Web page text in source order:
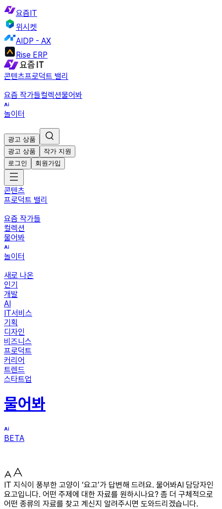
요즘IT
위시켓
AIDP - AX
Rise ERP
콘텐츠프로덕트 밸리
요즘 작가들컬렉션물어봐
놀이터
광고 상품
광고 상품
작가 지원
로그인
회원가입
콘텐츠
프로덕트 밸리
요즘 작가들
컬렉션
물어봐
놀이터
새로 나온
인기
개발
AI
IT서비스
기획
디자인
비즈니스
프로덕트
커리어
트렌드
스타트업
물어봐
BETA
IT 지식이 풍부한 고양이 ‘요고’가 답변해 드려요. 물어봐AI 담당자인
요고입니다. 어떤 주제에 대한 자료를 원하시나요? 좀 더 구체적으로
어떤 종류의 자료를 찾고 계신지 알려주시면 도와드리겠습니다.